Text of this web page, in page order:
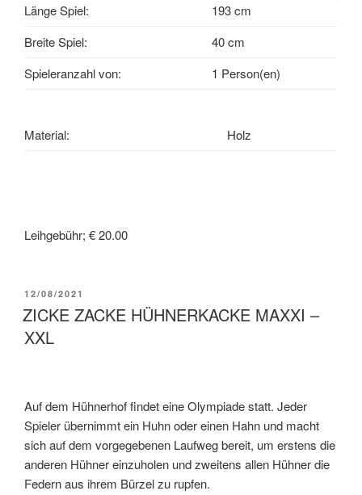
Länge Spiel:
193 cm
Breite Spiel:
40 cm
Spieleranzahl von:
1 Person(en)
Material: Holz
Leihgebühr; € 20.00
12/08/2021
ZICKE ZACKE HÜHNERKACKE MAXXI –
XXL
Auf dem Hühnerhof findet eine Olympiade statt. Jeder
Spieler übernimmt ein Huhn oder einen Hahn und macht
sich auf dem vorgegebenen Laufweg bereit, um erstens die
anderen Hühner einzuholen und zweitens allen Hühner die
Federn aus ihrem Bürzel zu rupfen.